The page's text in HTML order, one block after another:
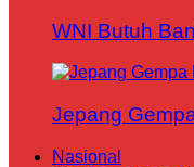
WNI Butuh
Jepang
Nasional